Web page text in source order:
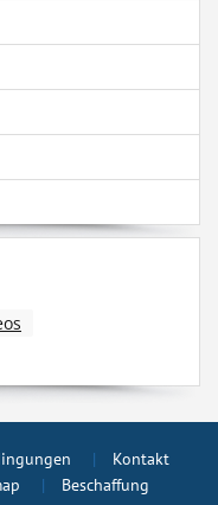
Kontakt
Beschaffung